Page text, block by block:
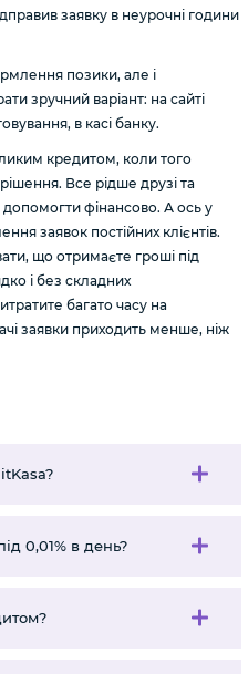
заявку в неурочні години
позики, але і
зручний варіант: на сайті
в касі банку.
кредитом, коли того
Все рідше друзі та
допомогти фінансово. А ось у
заявок постійних клієнтів.
що отримаєте гроші під
і без складних
багато часу на
заявки приходить менше, ніж
0,01% в день?